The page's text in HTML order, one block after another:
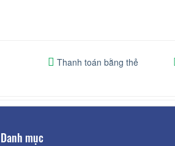
Thanh toán bằng thẻ
Danh mục